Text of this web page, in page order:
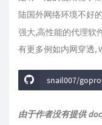
陆国外网络环境不好
强大,高性能的代理软
有更多例如内网穿透,
snail007/
由于作者没有提供